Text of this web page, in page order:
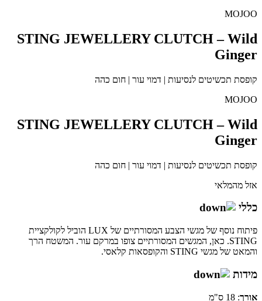
MOJOO
STING JEWELLERY CLUTCH – Wild
Ginger
קופסת תכשיטים לנסיעות | דמוי עור | חום כהה
MOJOO
STING JEWELLERY CLUTCH – Wild
Ginger
קופסת תכשיטים לנסיעות | דמוי עור | חום כהה
אזל מהמלאי
כללי
פיתוח נוסף של מגשי הצבע המסורתיים של LUX הוביל לקולקציית
STING. כאן, המגשים המסורתיים צופו במרקם עור. המשטח הרך
והמאט של מגשי STING והקופסאות קלאסי.
מידות
אורך: 18 ס"מ